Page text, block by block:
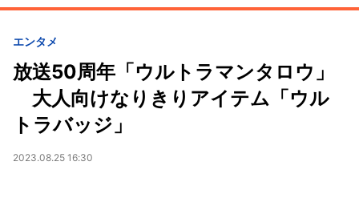
エンタメ
放送50周年「ウルトラマンタロウ」
大人向けなりきりアイテム「ウル
トラバッジ」
2023.08.25 16:30